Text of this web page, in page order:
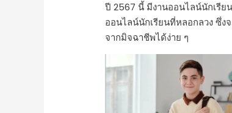
ปี 2567 นี้ มีงานออนไลน์นักเรีย
ออนไลน์นักเรียนที่หลอกลวง ซึ่ง
จากมิจฉาชีพได้ง่าย ๆ